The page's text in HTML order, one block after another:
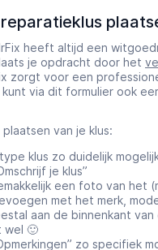
heeft altijd een
je opdracht door het
zorgt voor een
kunt via dit formulier ook
van je klus:
klus zo duidelijk
je klus”
een foto van het
met het merk,
aan de binnenkant
wel 🙂
zo specifiek